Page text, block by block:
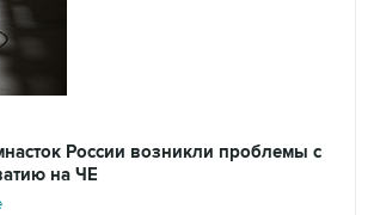
России возникли проблемы с
на ЧЕ